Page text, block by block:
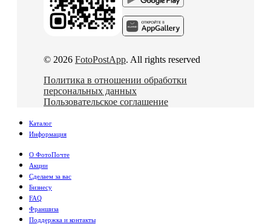
© 2026 FotoPostApp. All rights reserved
Политика в отношении обработки
персональных данных
Пользовательское соглашение
Каталог
Информация
О ФотоПочте
Акции
Сделаем за вас
Бизнесу
FAQ
Франшиза
Поддержка и контакты